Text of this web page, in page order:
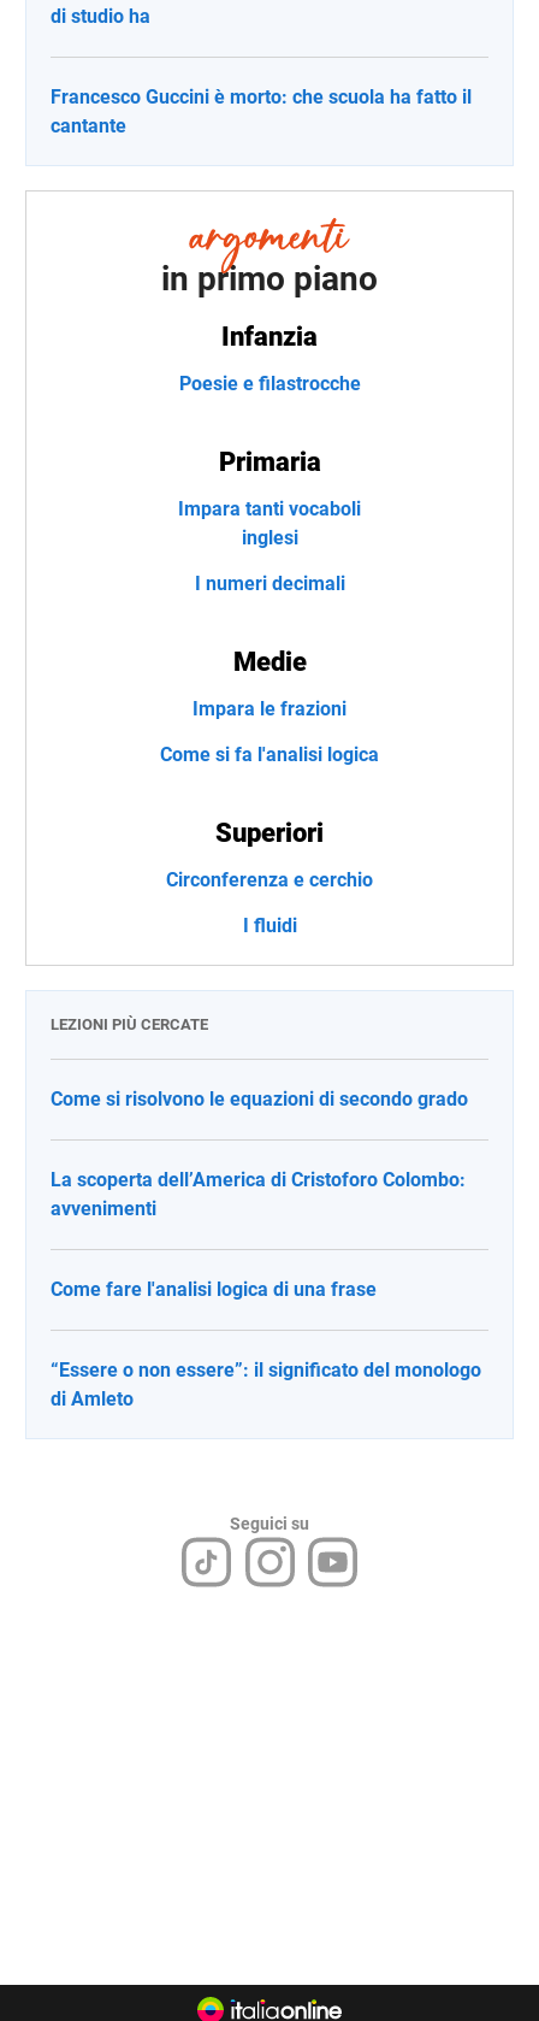
di studio ha
Francesco Guccini è morto: che scuola ha fatto il
cantante
in primo piano
Infanzia
Poesie e filastrocche
Primaria
Impara tanti vocaboli
inglesi
I numeri decimali
Medie
Impara le frazioni
Come si fa l'analisi logica
Superiori
Circonferenza e cerchio
I fluidi
LEZIONI PIÙ CERCATE
Come si risolvono le equazioni di secondo grado
La scoperta dell’America di Cristoforo Colombo:
avvenimenti
Come fare l'analisi logica di una frase
“Essere o non essere”: il significato del monologo
di Amleto
Seguici su